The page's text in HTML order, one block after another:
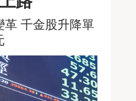
革 千金股升降單